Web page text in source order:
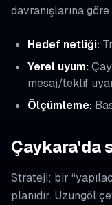
davranışlarına
Hedef netliği:
Yerel uyum:
mesaj/teklif
Ölçümleme:
Çaykara'da
Strateji; bir
planıdır. Uzungöl